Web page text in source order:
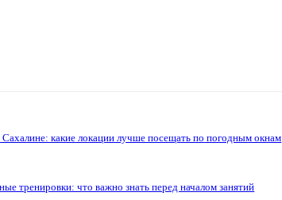
Сахалине: какие локации лучше посещать по погодным окнам
тренировки: что важно знать перед началом занятий